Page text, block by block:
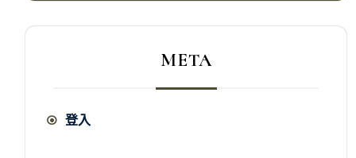
META
登入